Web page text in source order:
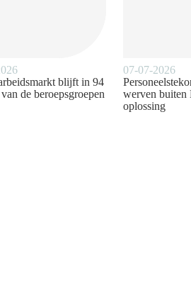
blijft in 94
de beroepsgroepen
07-07-2026
werven buiten
oplossing